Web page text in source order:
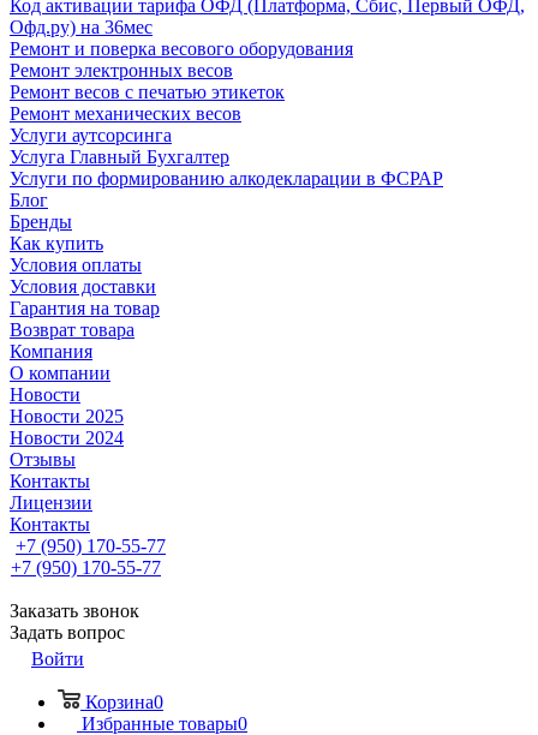
Код активации тарифа ОФД (Платформа, Сбис, Первый ОФД,
Офд.ру) на 36мес
Ремонт и поверка весового оборудования
Ремонт электронных весов
Ремонт весов с печатью этикеток
Ремонт механических весов
Услуги аутсорсинга
Услуга Главный Бухгалтер
Услуги по формированию алкодекларации в ФСРАР
Блог
Бренды
Как купить
Условия оплаты
Условия доставки
Гарантия на товар
Возврат товара
Компания
О компании
Новости
Новости 2025
Новости 2024
Отзывы
Контакты
Лицензии
Контакты
+7 (950) 170-55-77
+7 (950) 170-55-77
Заказать звонок
Задать вопрос
Войти
Корзина0
Избранные товары0